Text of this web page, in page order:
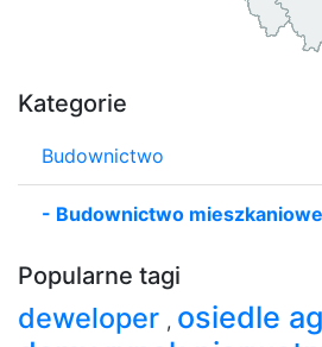
Kategorie
Budownictwo
- Budownictwo mieszkaniowe
Popularne tagi
deweloper , osiedle